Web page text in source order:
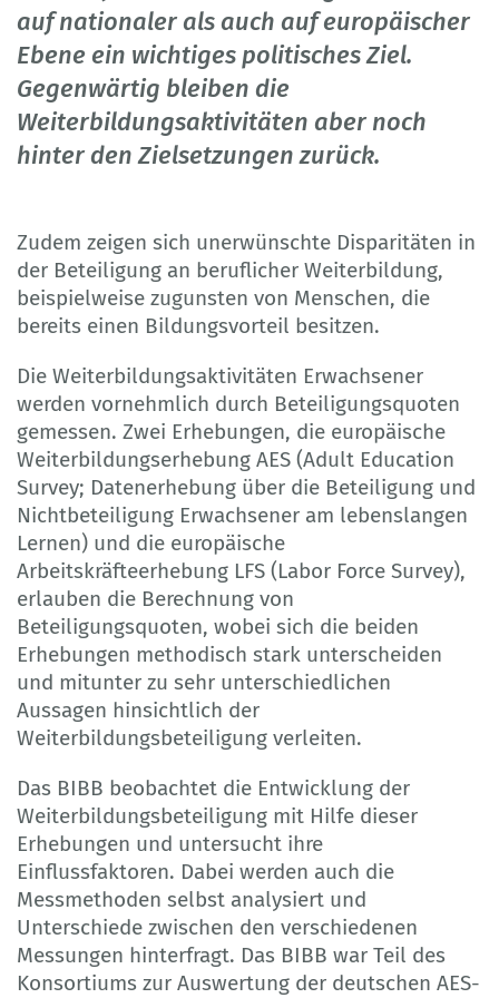
auf nationaler als auch auf europäischer
Ebene ein wichtiges politisches Ziel.
Gegenwärtig bleiben die
Weiterbildungsaktivitäten aber noch
hinter den Zielsetzungen zurück.
Zudem zeigen sich unerwünschte Disparitäten in
der Beteiligung an beruflicher Weiterbildung,
beispielweise zugunsten von Menschen, die
bereits einen Bildungsvorteil besitzen.
Die Weiterbildungsaktivitäten Erwachsener
werden vornehmlich durch Beteiligungsquoten
gemessen. Zwei Erhebungen, die europäische
Weiterbildungserhebung AES (Adult Education
Survey; Datenerhebung über die Beteiligung und
Nichtbeteiligung Erwachsener am lebenslangen
Lernen) und die europäische
Arbeitskräfteerhebung LFS (Labor Force Survey),
erlauben die Berechnung von
Beteiligungsquoten, wobei sich die beiden
Erhebungen methodisch stark unterscheiden
und mitunter zu sehr unterschiedlichen
Aussagen hinsichtlich der
Weiterbildungsbeteiligung verleiten.
Das BIBB beobachtet die Entwicklung der
Weiterbildungsbeteiligung mit Hilfe dieser
Erhebungen und untersucht ihre
Einflussfaktoren. Dabei werden auch die
Messmethoden selbst analysiert und
Unterschiede zwischen den verschiedenen
Messungen hinterfragt. Das BIBB war Teil des
Konsortiums zur Auswertung der deutschen AES-